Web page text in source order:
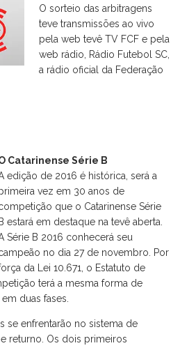
O sorteio das arbitragens
teve transmissões ao vivo
pela web tevê TV FCF e pela
web rádio, Rádio Futebol SC,
a rádio oficial da Federação
Catarinense Série B
edição de 2016 é histórica, será a
vez em 30 anos de
que o Catarinense Série
B estará em destaque na tevê aberta.
Série B 2016 conhecerá seu
no dia 27 de novembro. Por
da Lei 10.671, o Estatuto de
terá a mesma forma de
duas fases.
se enfrentarão no sistema de
returno. Os dois primeiros